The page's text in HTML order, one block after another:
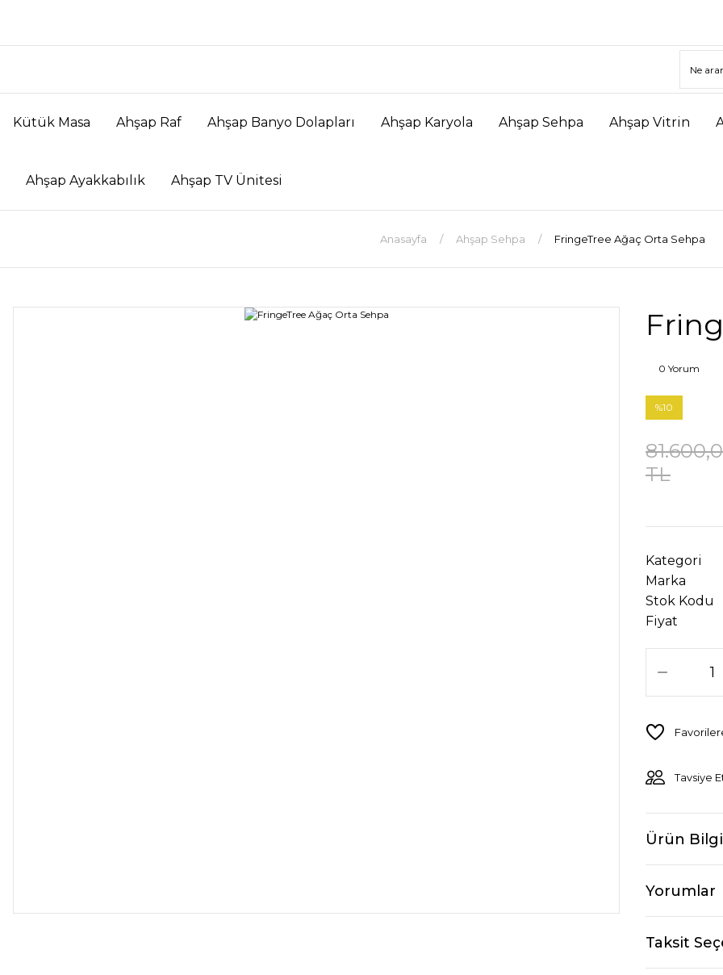
Kütük Masa Ahşap Raf Ahşap Banyo Dolapları Ahşap Karyola Ahşap Sehpa Ahşap Vitrin
Ahşap Ayakkabılık Ahşap TV Ünitesi
Anasayfa Ahşap Sehpa FringeTree Ağaç Orta Sehpa
0 Yorum
%10
TL
Kategori
Marka
Stok Kodu
Fiyat
Tavsiye
Ürün
Yorumlar
Taksit